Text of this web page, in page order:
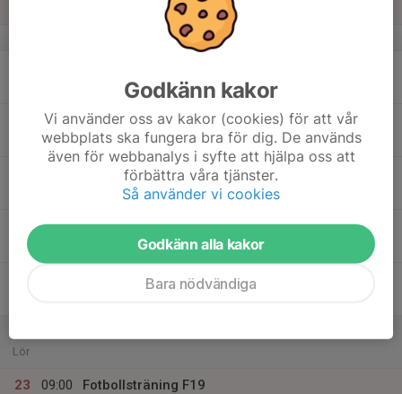
Sturefors IP C-plan
v.34
Tor
Lör
23
09:00
Fotbollsträning F19
Godkänn kakor
Vi använder oss av kakor (cookies) för att vår
webbplats ska fungera bra för dig. De används
även för webbanalys i syfte att hjälpa oss att
förbättra våra tjänster.
Så använder vi cookies
Godkänn alla kakor
Bara nödvändiga